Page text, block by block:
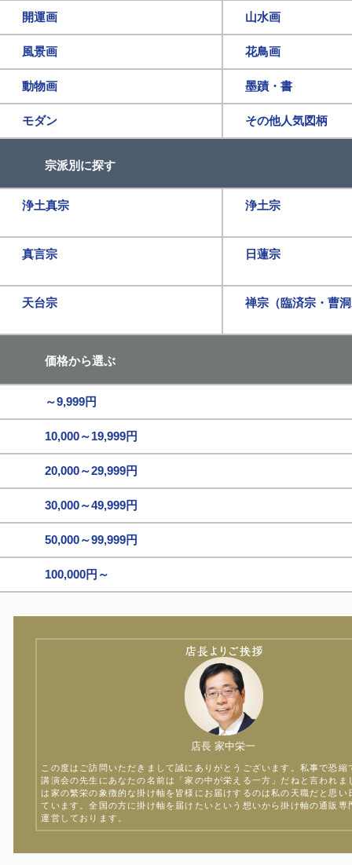
開運画 山水画
風景画 花鳥画
動物画 墨蹟・書
モダン その他人気図柄
宗派別に探す
浄土真宗 浄土宗
真言宗 日蓮宗
天台宗 禅宗（臨済宗・曹
価格から選ぶ
～9,999円
10,000～19,999円
20,000～29,999円
30,000～49,999円
50,000～99,999円
100,000円～
店長 家中栄一
この度はご訪問いただきまして誠にありがとうございます。私事で恐縮
講演会の先生にあなたの名前は「家の中が栄える一方」だねと言われま
は家の繁栄の象徴的な掛け軸を皆様にお届けするのは私の天職だと思い
ています。全国の方に掛け軸を届けたいという想いから掛け軸の通販専
運営しております。